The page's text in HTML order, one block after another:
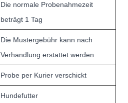
Die normale Probenahmezeit
beträgt 1 Tag
Die Mustergebühr kann nach
Verhandlung erstattet werden
Probe per Kurier verschickt
Hundefutter